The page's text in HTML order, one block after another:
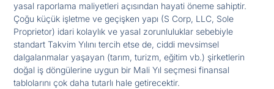
yasal raporlama maliyetleri açısından hayati öneme sahiptir.
Çoğu küçük işletme ve geçişken yapı (S Corp, LLC, Sole
Proprietor) idari kolaylık ve yasal zorunluluklar sebebiyle
standart Takvim Yılını tercih etse de, ciddi mevsimsel
dalgalanmalar yaşayan (tarım, turizm, eğitim vb.) şirketlerin
doğal iş döngülerine uygun bir Mali Yıl seçmesi finansal
tablolarını çok daha tutarlı hale getirecektir.